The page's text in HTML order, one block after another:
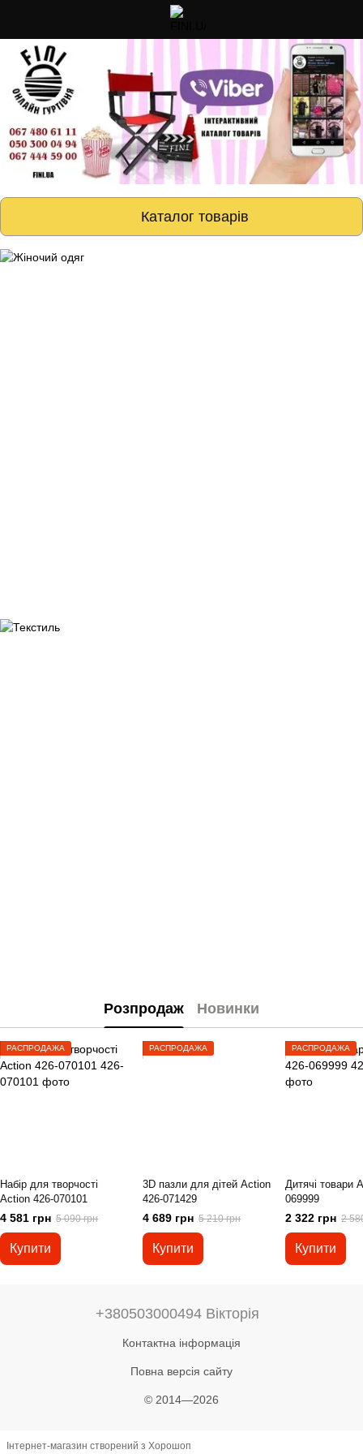
Каталог товарів
Розпродаж Новинки
РАСПРОДАЖА
Набір для творчості
Action 426-070101
4 581 грн 5 090 грн
Купити
РАСПРОДАЖА
3D пазли для дітей Action
426-071429
4 689 грн 5 210 грн
Купити
РАСПРОДАЖА
Дитячі товари
069999
2 322 грн 2
Купити
+380503000494 Вікторія
Контактна інформація
Повна версія сайту
© 2014—2026
Інтернет-магазин створений з Хорошоп